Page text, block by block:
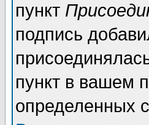
пункт
подпись
пункт в вашем
определенных